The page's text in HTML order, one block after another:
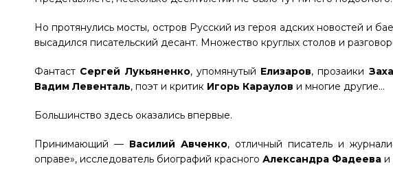
Но протянулись мосты, остров Русский из героя адских новостей и
высадился писательский десант. Множество круглых столов и
Фантаст Сергей Лукьяненко, упомянутый Елизаров, прозаики
Вадим Левенталь, поэт и критик Игорь Караулов и многие другие…
Большинство здесь оказались впервые.
Принимающий — Василий Авченко, отличный писатель и
оправе», исследователь биографий красного Александра Фадеева и